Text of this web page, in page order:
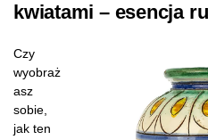
kwiatami – esencja
Czy
wyobraż
asz
sobie,
jak ten